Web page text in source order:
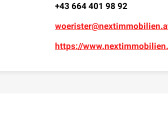
+43 664 401 98 92
https://